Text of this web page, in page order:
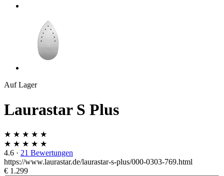
Auf Lager
Laurastar S Plus
★ ★ ★ ★ ★
★ ★ ★ ★ ★
4.6 · 21 Bewertungen
https://www.laurastar.de/laurastar-s-plus/000-0303-769.html
€ 1.299